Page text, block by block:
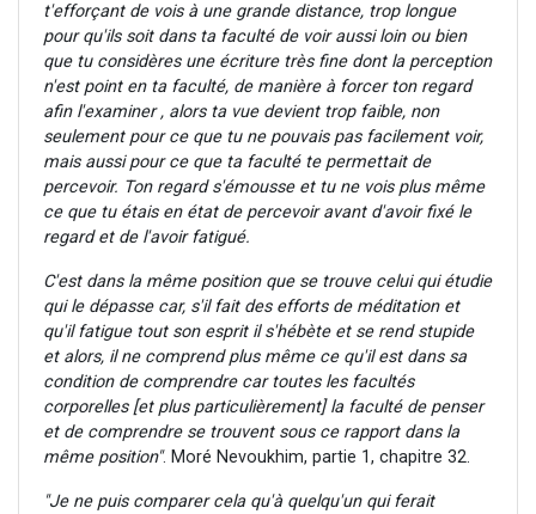
t'efforçant de vois à une grande distance, trop longue
pour qu'ils soit dans ta faculté de voir aussi loin ou bien
que tu considères une écriture très fine dont la perception
n'est point en ta faculté, de manière à forcer ton regard
afin l'examiner , alors ta vue devient trop faible, non
seulement pour ce que tu ne pouvais pas facilement voir,
mais aussi pour ce que ta faculté te permettait de
percevoir. Ton regard s'émousse et tu ne vois plus même
ce que tu étais en état de percevoir avant d'avoir fixé le
regard et de l'avoir fatigué.
C'est dans la même position que se trouve celui qui étudie
qui le dépasse car, s'il fait des efforts de méditation et
qu'il fatigue tout son esprit il s'hébète et se rend stupide
et alors, il ne comprend plus même ce qu'il est dans sa
condition de comprendre car toutes les facultés
corporelles [et plus particulièrement] la faculté de penser
et de comprendre se trouvent sous ce rapport dans la
mêmeposition". Moré Nevoukhim, partie 1, chapitre 32.
"Je ne puis comparer cela qu'à quelqu'un qui ferait